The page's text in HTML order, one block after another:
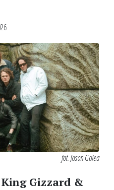
fot. Jason Galea
Gizzard &